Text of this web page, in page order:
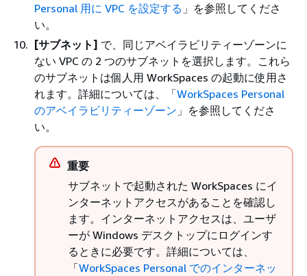
Personal 用に VPC を設定する 」を参照してくださ
い。
[サブネット] で、同じアベイラビリティーゾーンに
ない VPC の 2 つのサブネットを選択します。これら
のサブネットは個人用 WorkSpaces の起動に使用さ
れます。詳細については、「WorkSpaces Personal
のアベイラビリティーゾーン 」を参照してくださ
い。
重要
サブネットで起動された WorkSpaces にイ
ンターネットアクセスがあることを確認し
ます。インターネットアクセスは、ユーザ
ーが Windows デスクトップにログインす
るときに必要です。詳細については、
「WorkSpaces Personal でのインターネッ